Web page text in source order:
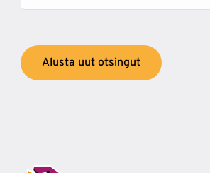
Alusta uut otsingut